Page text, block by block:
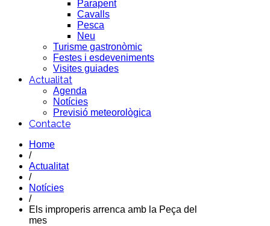
Parapent
Cavalls
Pesca
Neu
Turisme gastronòmic
Festes i esdeveniments
Visites guiades
Actualitat
Agenda
Notícies
Previsió meteorològica
Contacte
Home
/
Actualitat
/
Notícies
/
Els improperis arrenca amb la Peça del
mes